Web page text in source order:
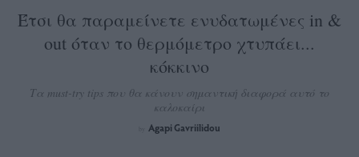
Έτσι θα παραμείνετε ενυδατωμένες in &
out όταν το θερμόμετρο χτυπάει...
κόκκινο
Τα must-try tips που θα κάνουν σημαντική διαφορά αυτό το
καλοκαίρι
Agapi Gavriilidou